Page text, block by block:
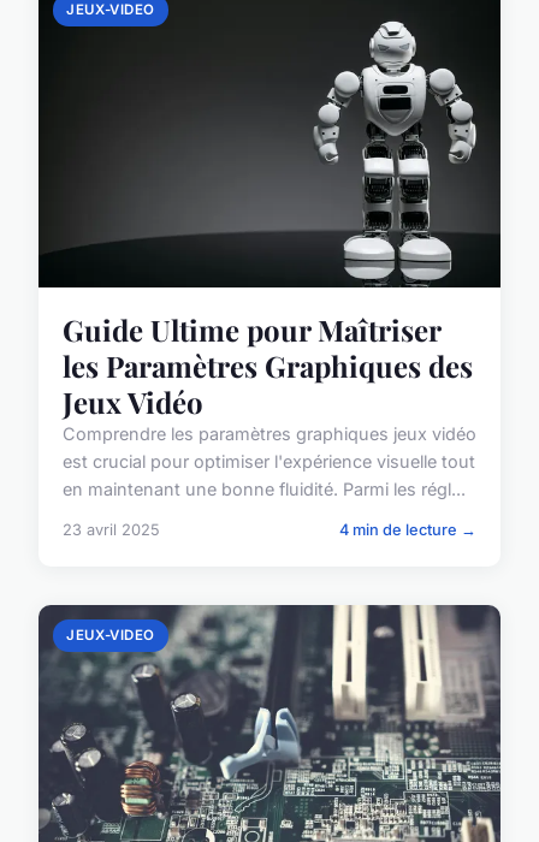
JEUX-VIDEO
Guide Ultime pour Maîtriser
les Paramètres Graphiques des
Jeux Vidéo
Comprendre les paramètres graphiques jeux vidéo
est crucial pour optimiser l'expérience visuelle tout
en maintenant une bonne fluidité. Parmi les régl...
23 avril 2025 4 min de lecture →
JEUX-VIDEO